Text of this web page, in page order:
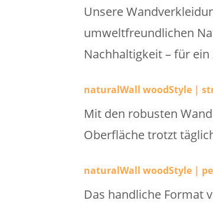
Unsere
umweltfreundlichen
Nachhaltigkeit – für
naturalWall woodStyle |
Mit den robusten
Oberfläche trotzt
naturalWall woodStyle |
Das handliche Format